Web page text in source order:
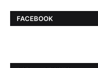
FACEBOOK